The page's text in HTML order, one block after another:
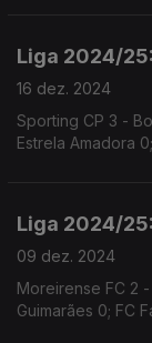
Liga 2024/
16 dez. 2024
Sporting CP 3 -
Estrela Amadora
Liga 2024/
09 dez. 2024
Moreirense FC 2
Guimarães 0; FC